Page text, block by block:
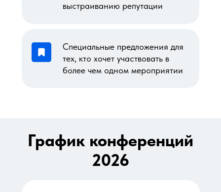
выстраиванию репутации
Специальные предложения для
тех, кто хочет участвовать в
более чем одном мероприятии
График конференций
2026